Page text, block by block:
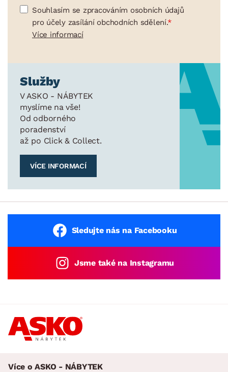
Souhlasím se zpracováním osobních údajů
pro účely zasílání obchodních sdělení.
Více informací
Služby
V ASKO - NÁBYTEK
myslíme na vše!
Od odborného
poradenství
až po Click & Collect.
VÍCE INFORMACÍ
Sledujte nás na Facebooku
Jsme také na Instagramu
Více o ASKO - NÁBYTEK